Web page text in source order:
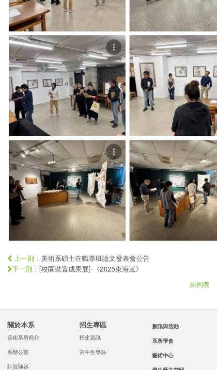
上一則： 美術系碩士在職專班論文發表會公告
下一則： [校園裝置成果展]-《2025東海嵐》
回列表
關於本系
美術系所簡介
系辦公室
師資陣容
招生專區
招生資訊
高中生專區
新訊與活動
系所學會
藝術中心